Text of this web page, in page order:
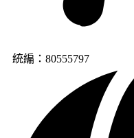
統編：80555797